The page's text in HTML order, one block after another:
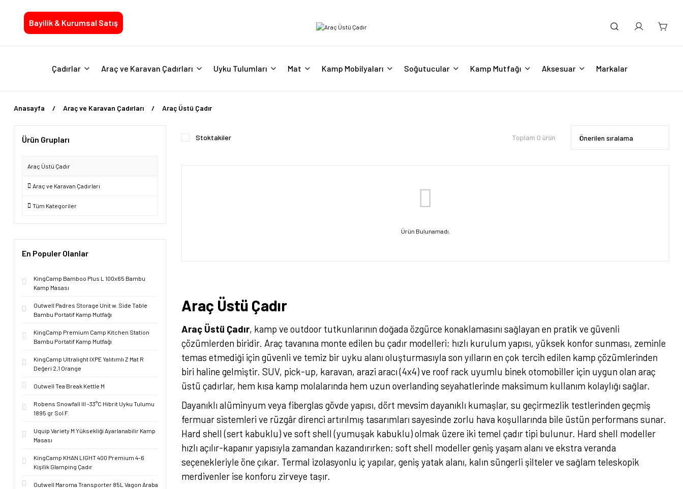
Bayilik & Kurumsal Satış
Çadırlar Araç ve Karavan Çadırları Uyku Tulumları Mat Kamp Mobilyaları Soğutucular Kamp Mutfağı Aksesuar Markalar
Anasayfa Araç ve Karavan Çadırları Araç Üstü Çadır
Ürün Grupları
Araç Üstü Çadır
Araç ve Karavan Çadırları
Tüm Kategoriler
En Populer Olanlar
KingCamp Bamboo Plus L 100x65 Bambu
Kamp Masası
Outwell Padres Storage Unit w. Side Table
Bambu Portatif Kamp Mutfağı
KingCamp Premium Camp Kitchen Station
Bambu Portatif Kamp Mutfağı
KingCamp Ultralight IXPE Yalıtımlı Z Mat R
Değeri 2,1 Orange
Outwell Tea Break Kettle M
Robens Snowfall III -33°C Hibrit Uyku Tulumu
1895 gr Sol F.
Uquip Variety M Yüksekliği Ayarlanabilir Kamp
Masası
KingCamp KHAN LIGHT 400 Premium 4-6
Kişilik Glamping Çadır
Outwell Maroma Transporter 85L Vagon Araba
Stoktakiler Toplam 0 ürün
Ürün Bulunamadı.
Araç Üstü Çadır
Araç Üstü Çadır, kamp ve outdoor tutkunlarının doğada özgürce konaklamasını sağlayan en pratik ve güvenli
çözümlerden biridir. Araç tavanına monte edilen bu çadır modelleri; hızlı kurulum yapısı, yüksek konfor sunması, zeminle
temas etmediği için güvenli ve temiz bir uyku alanı oluşturmasıyla son yılların en çok tercih edilen kamp çözümlerinden
biri haline gelmiştir. SUV, pick-up, karavan, arazi aracı (4x4) ve roof rack uyumlu binek otomobiller için uygun olan araç
üstü çadırlar, hem kısa kamp molalarında hem uzun overlanding seyahatlerinde maksimum kullanım kolaylığı sağlar.
Dayanıklı alüminyum veya fiberglas gövde yapısı, dört mevsim dayanıklı kumaşlar, su geçirmezlik testlerinden geçmiş
fermuar sistemleri ve rüzgâr direnci artırılmış tasarımları sayesinde zorlu hava koşullarında bile üstün performans sunar.
Hard shell (sert kabuklu) ve soft shell (yumuşak kabuklu) olmak üzere iki temel çadır tipi bulunur. Hard shell modeller
hızlı açılır-kapanır yapısıyla zamandan kazandırırken; soft shell modeller geniş yaşam alanı ve ekstra veranda
seçenekleriyle öne çıkar. Termal izolasyonlu iç yapılar, geniş yatak alanı, kalın süngerli şilteler ve sağlam teleskopik
merdivenler ise konforu zirveye taşır.